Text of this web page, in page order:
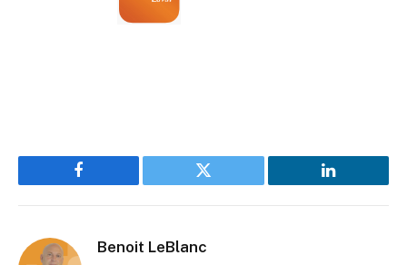
Facebook Twitter LinkedIn
Benoit LeBlanc